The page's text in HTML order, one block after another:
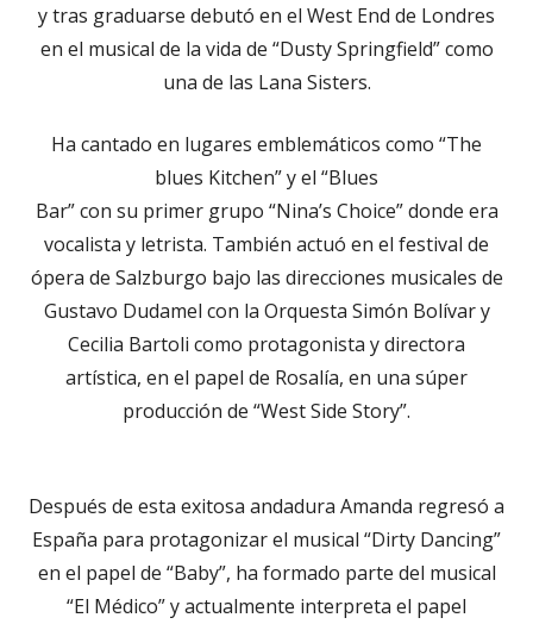
y tras graduarse debutó en el West End de Londres
en el musical de la vida de “Dusty Springfield” como
una de las Lana Sisters.
Ha cantado en lugares emblemáticos como “The
blues Kitchen” y el “Blues
Bar” con su primer grupo “Nina’s Choice” donde era
vocalista y letrista. También actuó en el festival de
ópera de Salzburgo bajo las direcciones musicales de
Gustavo Dudamel con la Orquesta Simón Bolívar y
Cecilia Bartoli como protagonista y directora
artística, en el papel de Rosalía, en una súper
producción de “West Side Story”.
Después de esta exitosa andadura Amanda regresó a
España para protagonizar el musical “Dirty Dancing”
en el papel de “Baby”, ha formado parte del musical
“El Médico” y actualmente interpreta el papel